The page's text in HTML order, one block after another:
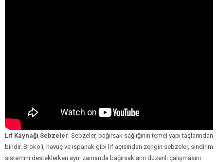
Lif Kaynağı Sebzeler: Sebzeler, bağırsak sağlığının temel yapı taşlarından
biridir. Brokoli, havuç ve ıspanak gibi lif açısından zengin sebzeler, sindirim
sistemini desteklerken aynı zamanda bağırsakların düzenli çalışmasını